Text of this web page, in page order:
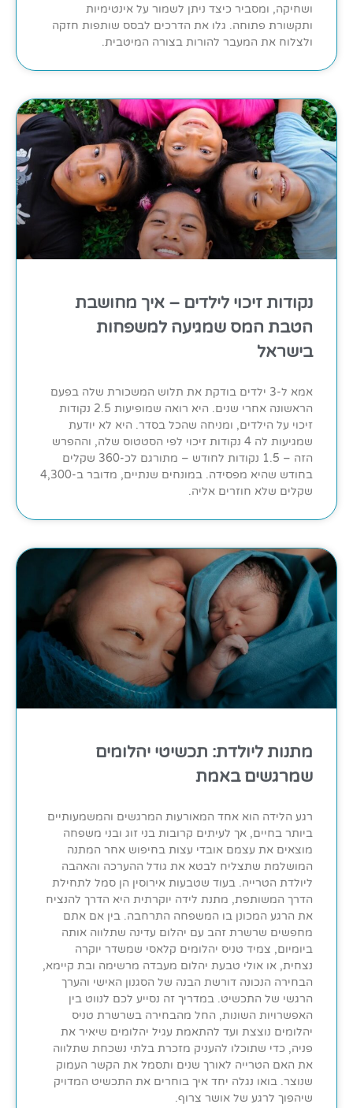
ושחיקה, ומסביר כיצד ניתן לשמור על אינטימיות
ותקשורת פתוחה. גלו את הדרכים לבסס שותפות חזקה
ולצלוח את המעבר להורות בצורה המיטבית.
נקודות זיכוי לילדים – איך מחושבת
הטבת המס שמגיעה למשפחות
בישראל
אמא ל-3 ילדים בודקת את תלוש המשכורת שלה בפעם
הראשונה אחרי שנים. היא רואה שמופיעות 2.5 נקודות
זיכוי על הילדים, ומניחה שהכל בסדר. היא לא יודעת
שמגיעות לה 4 נקודות זיכוי לפי הסטטוס שלה, וההפרש
הזה – 1.5 נקודות לחודש – מתורגם לכ-360 שקלים
בחודש שהיא מפסידה. במונחים שנתיים, מדובר ב-4,300
שקלים שלא חוזרים אליה.
מתנות ליולדת: תכשיטי יהלומים
שמרגשים באמת
רגע הלידה הוא אחד המאורעות המרגשים והמשמעותיים
ביותר בחיים, אך לעיתים קרובות בני זוג ובני משפחה
מוצאים את עצמם אובדי עצות בחיפוש אחר המתנה
המושלמת שתצליח לבטא את גודל ההערכה והאהבה
ליולדת הטרייה. בעוד שטבעות אירוסין הן סמל לתחילת
הדרך המשותפת, מתנת לידה יוקרתית היא הדרך להנציח
את הרגע המכונן בו המשפחה התרחבה. בין אם אתם
מחפשים שרשרת זהב עם יהלום עדינה שתלווה אותה
ביומיום, צמיד טניס יהלומים קלאסי שמשדר יוקרה
נצחית, או אולי טבעת יהלום מעבדה מרשימה ובת קיימא,
הבחירה הנכונה דורשת הבנה של הסגנון האישי והערך
הרגשי של התכשיט. במדריך זה נסייע לכם לנווט בין
האפשרויות השונות, החל מהבחירה בשרשרת טניס
יהלומים נוצצת ועד להתאמת עגיל יהלומים שיאיר את
פניה, כדי שתוכלו להעניק מזכרת בלתי נשכחת שתלווה
את האם הטרייה לאורך שנים ותסמל את הקשר העמוק
שנוצר. בואו נגלה יחד איך בוחרים את התכשיט המדויק
שיהפוך לרגע של אושר צרוף.